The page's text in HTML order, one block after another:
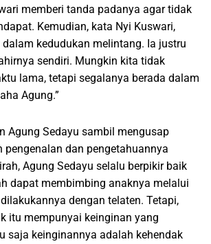
memberi tanda padanya agar tidak
Kemudian, kata Nyi Kuswari,
dalam kedudukan melintang. Ia justru
sendiri. Mungkin kita tidak
lama, tetapi segalanya berada dalam
Agung.”
Agung Sedayu sambil mengusap
pengenalan dan pengetahuannya
Agung Sedayu selalu berpikir baik
dapat membimbing anaknya melalui
dengan telaten. Tetapi,
itu mempunyai keinginan yang
saja keinginannya adalah kehendak